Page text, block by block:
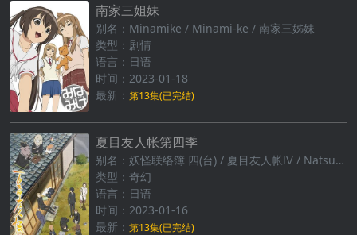
南家三姐妹
别名：Minamike / Minami-ke / 南家三姊妹
类型：剧情
语言：日语
时间：2023-01-18
最新： 第13集(已完结)
夏目友人帐第四季
别名：妖怪联络簿 四(台) / 夏目友人帐Ⅳ / Natsume's Book of Friends Ⅳ
类型：奇幻
语言：日语
时间：2023-01-16
最新： 第13集(已完结)